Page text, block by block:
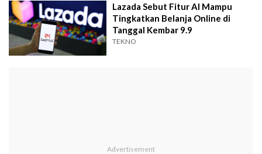
Lazada Sebut Fitur AI Mampu
Tingkatkan Belanja Online di
Tanggal Kembar 9.9
TEKNO